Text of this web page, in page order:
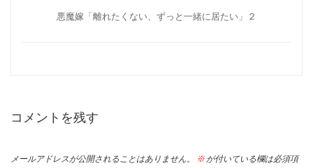
悪魔嫁「離れたくない、ずっと一緒に居たい」２
コメントを残す
メールアドレスが公開されることはありません。 ※ が付いている欄は必須項